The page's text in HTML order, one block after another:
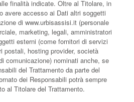
finalità indicate. Oltre al Titolare, in
avere accesso ai Dati altri soggetti
di www.urbisassisi.it (personale
marketing, legali, amministratori
esterni (come fornitori di servizi
postali, hosting provider, società
comunicazione) nominati anche, se
del Trattamento da parte del
dei Responsabili potrà sempre
al Titolare del Trattamento.